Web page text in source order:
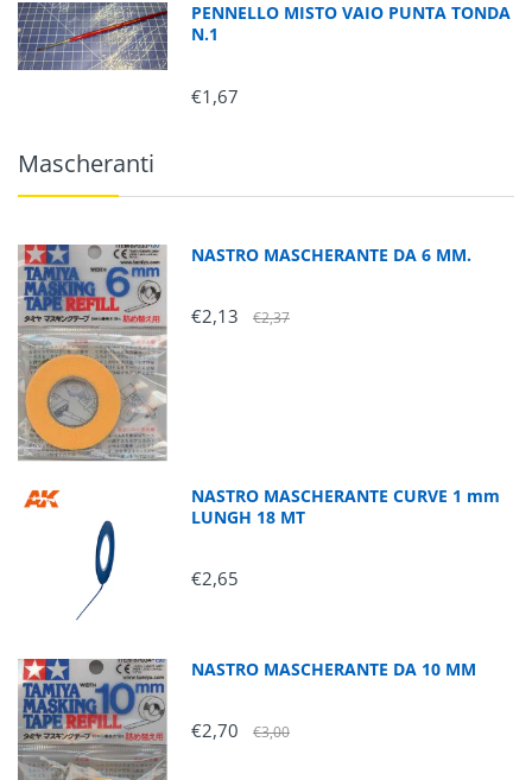
PENNELLO MISTO VAIO PUNTA TONDA
N.1
€1,67
Mascheranti
NASTRO MASCHERANTE DA 6 MM.
€2,13 €2,37
NASTRO MASCHERANTE CURVE 1 mm
LUNGH 18 MT
€2,65
NASTRO MASCHERANTE DA 10 MM
€2,70 €3,00